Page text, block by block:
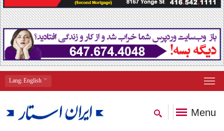
Lang: English
Menu